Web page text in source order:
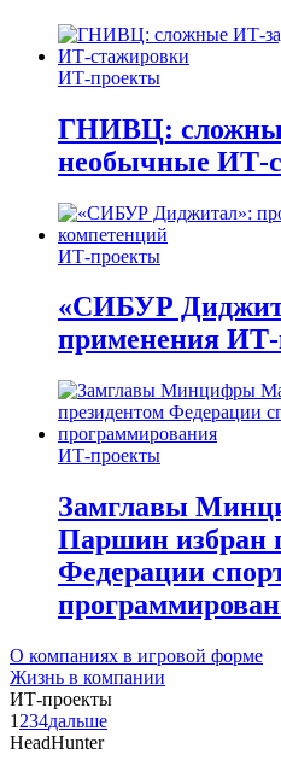
ИТ-проекты
ГНИВЦ:
необычные
ИТ-проекты
«СИБУР
применения
ИТ-проекты
Замглавы
Паршин избран
Федерации
О компаниях в игровой форме
Жизнь в компании
ИТ-проекты
1 234дальше
HeadHunter